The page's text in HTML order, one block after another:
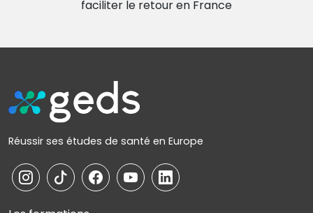
faciliter le retour en France
Réussir ses études de santé en Europe